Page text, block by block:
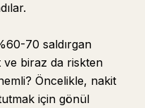
70 saldırgan
biraz da riskten
Öncelikle, nakit
için gönül